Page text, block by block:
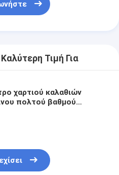
Τιμή Για
χαρτιού καλαθιών
πολτού βαθμού